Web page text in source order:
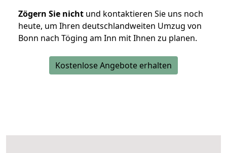
Zögern Sie nicht und kontaktieren Sie uns noch
heute, um Ihren deutschlandweiten Umzug von
Bonn nach Töging am Inn mit Ihnen zu planen.
Kostenlose Angebote erhalten